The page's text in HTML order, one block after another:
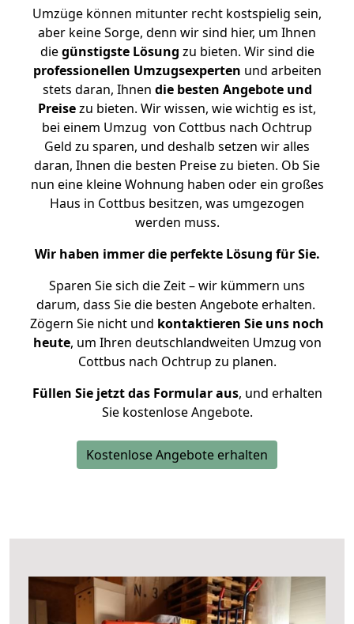
Umzüge können mitunter recht kostspielig sein,
aber keine Sorge, denn wir sind hier, um Ihnen
diegünstigste Lösung zu bieten. Wir sind die
professionellen Umzugsexperten und arbeiten
stets daran, Ihnen die besten Angebote und
Preisezu bieten. Wir wissen, wie wichtig es ist,
bei einem Umzug von Cottbus nach Ochtrup
Geld zu sparen, und deshalb setzen wir alles
daran, Ihnen die besten Preise zu bieten. Ob Sie
nun eine kleine Wohnung haben oder ein großes
Haus in Cottbus besitzen, was umgezogen
werden muss.
Wir haben immer die perfekte Lösung für Sie.
Sparen Sie sich die Zeit – wir kümmern uns
darum, dass Sie die besten Angebote erhalten.
Zögern Sie nicht und kontaktieren Sie uns noch
heute, um Ihren deutschlandweiten Umzug von
Cottbus nach Ochtrup zu planen.
Füllen Sie jetzt das Formular aus, und erhalten
Sie kostenlose Angebote.
Kostenlose Angebote erhalten